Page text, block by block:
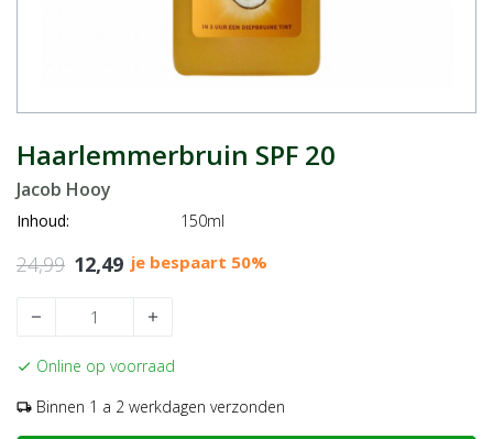
Haarlemmerbruin SPF 20
Jacob Hooy
Inhoud: 150ml
24,99 12,49 je bespaart 50%
remove add
check Online op voorraad
local_shipping Binnen 1 a 2 werkdagen verzonden